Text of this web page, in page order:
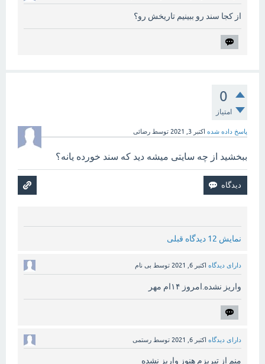
از کجا سند رو ببینیم تاریخش رو؟
0
امتیاز
پاسخ داده شده اکتبر 3, 2021 توسط رضائی
ببخشید از چه سایتی میشه دید که سند خورده یانه؟
نمایش 12 دیدگاه قبلی
دارای دیدگاه اکتبر 6, 2021 توسط بی نام
واریز نشده.امروز ۱۴ام مهر
دارای دیدگاه اکتبر 6, 2021 توسط رستمی
منم از تبریزم هنوز واریز نشده